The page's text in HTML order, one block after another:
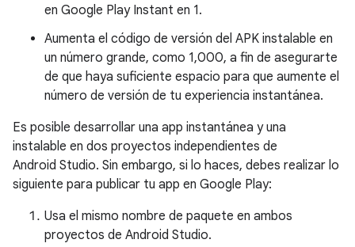
en Google Play Instant en 1.
Aumenta el código de versión del APK instalable en
un número grande, como 1,000, a fin de asegurarte
de que haya suficiente espacio para que aumente el
número de versión de tu experiencia instantánea.
Es posible desarrollar una app instantánea y una
instalable en dos proyectos independientes de
Android Studio. Sin embargo, si lo haces, debes realizar lo
siguiente para publicar tu app en Google Play:
Usa el mismo nombre de paquete en ambos
proyectos de Android Studio.